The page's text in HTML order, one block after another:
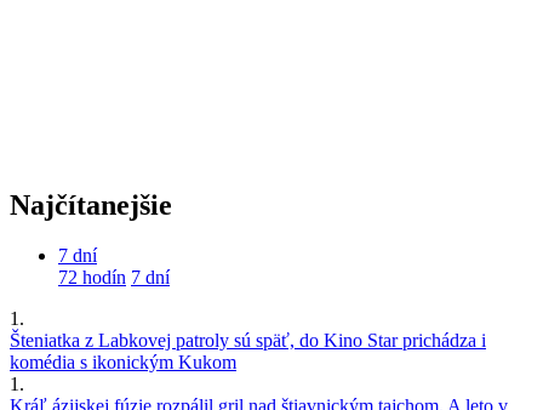
Najčítanejšie
7 dní
72 hodín 7 dní
1.
Šteniatka z Labkovej patroly sú späť, do Kino Star prichádza i
komédia s ikonickým Kukom
1.